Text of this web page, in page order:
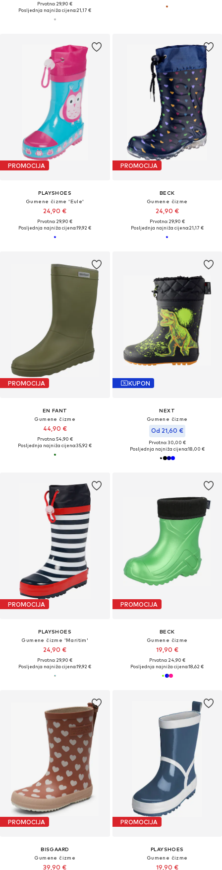
Prvotno: 29,90 €
Posljednja najniža cijena:21,17 €
PROMOCIJA
PLAYSHOES
Gumene čizme 'Eule'
24,90 €
Prvotno: 29,90 €
Posljednja najniža cijena:19,92 €
PROMOCIJA
BECK
Gumene čizme
24,90 €
Prvotno: 29,90 €
Posljednja najniža cijena:21,17 €
PROMOCIJA
EN FANT
Gumene čizme
44,90 €
Prvotno: 54,90 €
Posljednja najniža cijena:35,92 €
KUPON
NEXT
Gumene čizme
Od 21,60 €
Prvotno: 30,00 €
Posljednja najniža cijena:18,00 €
PROMOCIJA
PLAYSHOES
Gumene čizme 'Maritim'
24,90 €
Prvotno: 29,90 €
Posljednja najniža cijena:19,92 €
PROMOCIJA
BECK
Gumene čizme
19,90 €
Prvotno: 24,90 €
Posljednja najniža cijena:18,62 €
PROMOCIJA
BISGAARD
Gumene čizme
39,90 €
PROMOCIJA
PLAYSHOES
Gumene čizme
19,90 €